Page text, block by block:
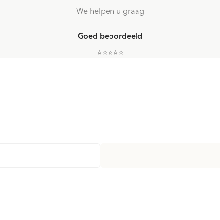
We helpen u graag
Goed beoordeeld
⭐️⭐️⭐️⭐️⭐️